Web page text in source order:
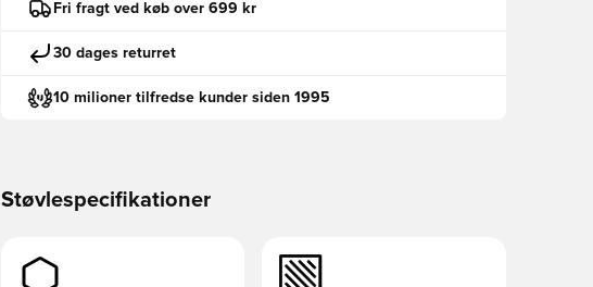
Fri fragt ved køb over 699 kr
30 dages returret
10 milioner tilfredse kunder siden 1995
Støvlespecifikationer